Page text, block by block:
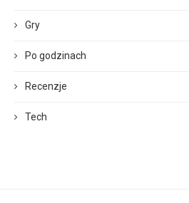
Gry
Po godzinach
Recenzje
Tech